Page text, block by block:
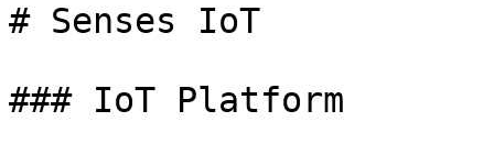
# Senses IoT
### IoT Platform